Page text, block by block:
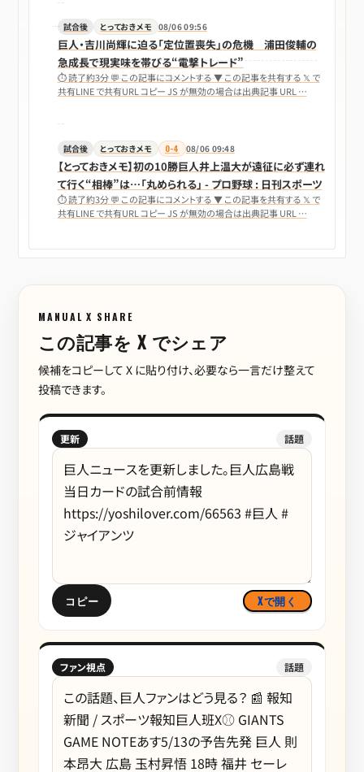
試合後 とっておきメモ 08/06 09:56
巨人・吉川尚輝に迫る「定位置喪失」の危機 浦田俊輔の
急成長で現実味を帯びる“電撃トレード”
⏱ 読了約3分 💬 この記事にコメントする ▼ この記事を共有する 𝕏 で
共有LINE で共有URL コピー JS が無効の場合は出典記事 URL …
試合後 とっておきメモ 0-4 08/06 09:48
【とっておきメモ】初の10勝巨人井上温大が遠征に必ず連れ
て行く“相棒”は…「丸められる」 - プロ野球 : 日刊スポーツ
⏱ 読了約3分 💬 この記事にコメントする ▼ この記事を共有する 𝕏 で
共有LINE で共有URL コピー JS が無効の場合は出典記事 URL …
MANUAL X SHARE
この記事を X でシェア
候補をコピーして X に貼り付け、必要なら一言だけ整えて
投稿できます。
更新 話題
コピー Xで開く
ファン視点 話題